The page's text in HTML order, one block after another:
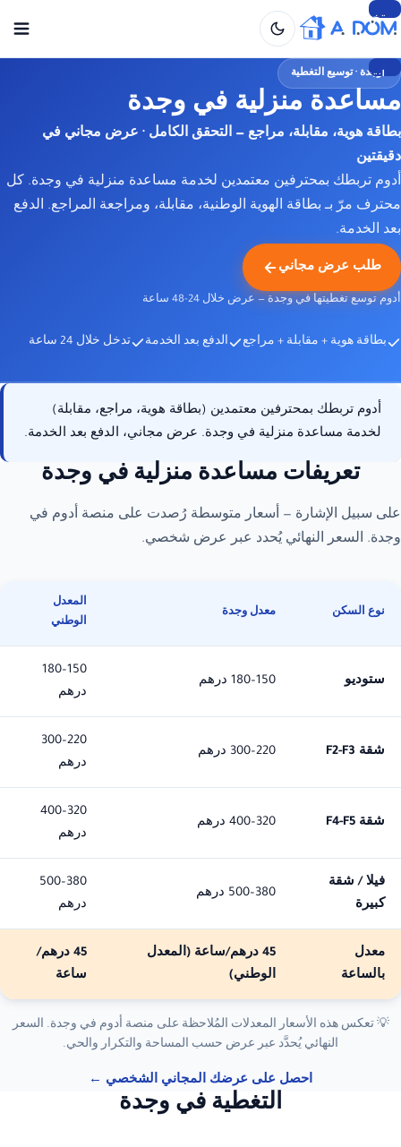
تخطي
المحتوى
انتقل
إلى
المحتوى
وجدة · توسيع التغطية
مساعدة منزلية في وجدة
بطاقة هوية، مقابلة، مراجع — التحقق الكامل · عرض مجاني في
دقيقتين
أدوم تربطك بمحترفين معتمدين لخدمة مساعدة منزلية في وجدة. كل
محترف مرّ بـ بطاقة الهوية الوطنية، مقابلة، ومراجعة المراجع. الدفع
بعد الخدمة.
طلب عرض مجاني
أدوم توسع تغطيتها في وجدة — عرض خلال 24-48 ساعة
بطاقة هوية + مقابلة + مراجع الدفع بعد الخدمة تدخل خلال 24 ساعة
متوفر
أدوم تربطك بمحترفين معتمدين (بطاقة هوية، مراجع، مقابلة)
لخدمة مساعدة منزلية في وجدة. عرض مجاني، الدفع بعد الخدمة.
تعريفات مساعدة منزلية في وجدة
على سبيل الإشارة — أسعار متوسطة رُصدت على منصة أدوم في
وجدة. السعر النهائي يُحدد عبر عرض شخصي.
نوع السكن معدل وجدة
المعدل
الوطني
ستوديو 150–180 درهم
150–180
درهم
شقة F2-F3 220–300 درهم
220–300
درهم
شقة F4-F5 320–400 درهم
320–400
درهم
فيلا / شقة
كبيرة
380–500 درهم
380–500
درهم
معدل
بالساعة
45 درهم/ساعة
(المعدل
الوطني)
45 درهم/
ساعة
💡 تعكس هذه الأسعار المعدلات المُلاحظة على منصة أدوم في وجدة. السعر
النهائي يُحدَّد عبر عرض حسب المساحة والتكرار والحي.
احصل على عرضك المجاني الشخصي ←
التغطية في وجدة